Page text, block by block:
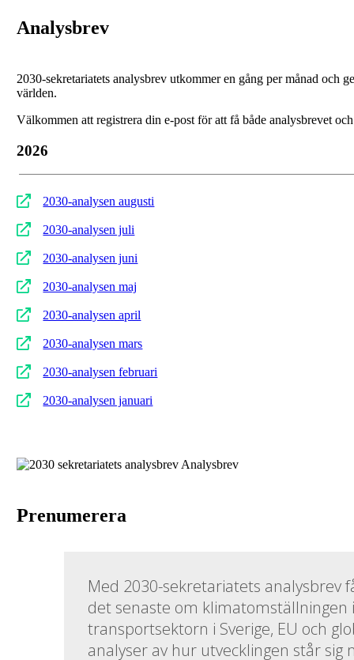
Analysbrev
2030-sekretariatets analysbrev utkommer en gång per månad och
världen.
Välkommen att registrera din e-post för att få både analysbrevet
2026
2030-analysen augusti
2030-analysen juli
2030-analysen juni
2030-analysen maj
2030-analysen april
2030-analysen mars
2030-analysen februari
2030-analysen januari
Prenumerera